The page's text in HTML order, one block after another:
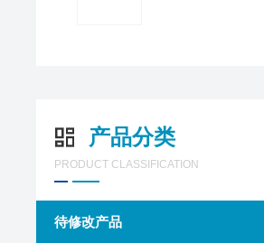
产品分类
PRODUCT CLASSIFICATION
待修改产品